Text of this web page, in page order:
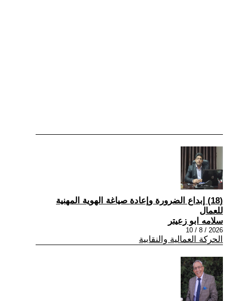
(18) إبداع الضرورة وإعادة صياغة الهوية المهنية
للعمال
سلامه ابو زعيتر
2026 / 8 / 10
الحركة العمالية والنقابية